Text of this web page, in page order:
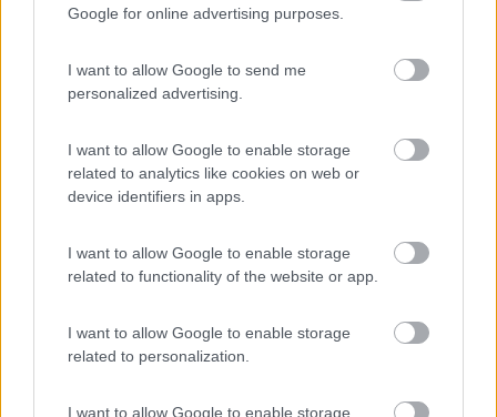
Google for online advertising purposes.
I want to allow Google to send me
personalized advertising.
I want to allow Google to enable storage
related to analytics like cookies on web or
device identifiers in apps.
I want to allow Google to enable storage
related to functionality of the website or app.
I want to allow Google to enable storage
related to personalization.
I want to allow Google to enable storage
Webasto Air Top 3500
Voto : 8,7
riscaldamento
Dotazione presente
all'origine